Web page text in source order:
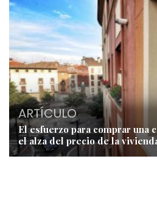
ARTÍCULO
El esfuerzo para comprar una
el alza del precio de la